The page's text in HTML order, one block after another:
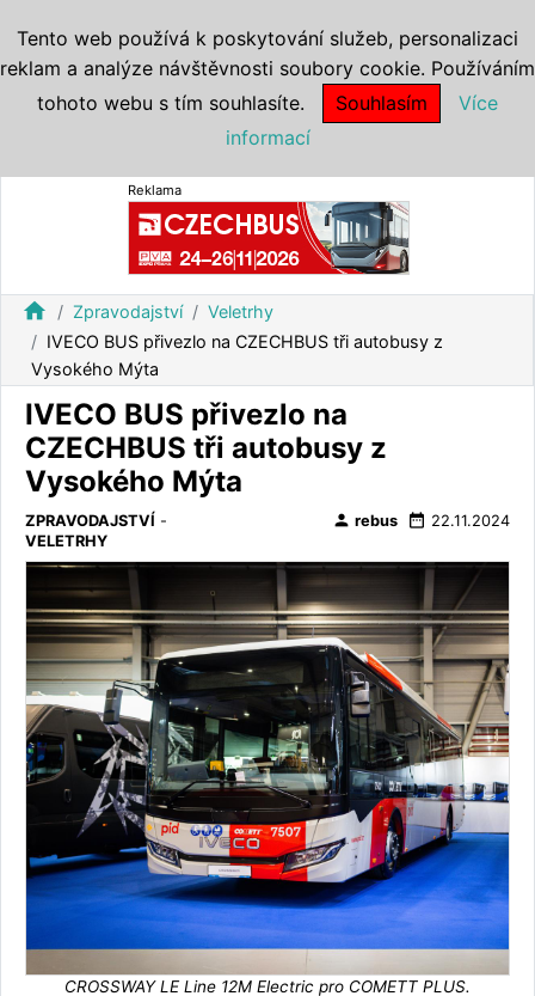
Reklama
home Zpravodajství
Veletrhy
IVECO BUS přivezlo na CZECHBUS tři autobusy z
Vysokého Mýta
IVECO BUS přivezlo na
CZECHBUS tři autobusy z
Vysokého Mýta
ZPRAVODAJSTVÍ -
VELETRHY
person rebus date_range 22.11.2024
CROSSWAY LE Line 12M Electric pro COMETT PLUS.
Tento web používá k poskytování služeb, personalizaci
reklam a analýze návštěvnosti soubory cookie. Používáním
tohoto webu s tím souhlasíte.
Souhlasím
Více
informací